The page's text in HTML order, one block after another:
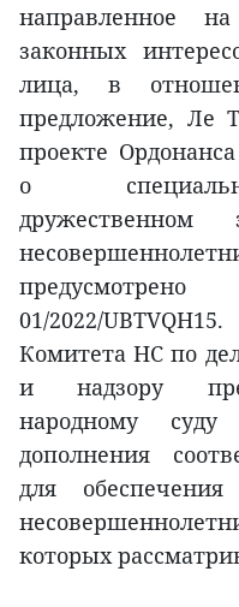
направленное
законных
лица, в
предложение, Ле
проекте
о
01/2022/
Комитета НС по
и надзору
народному суду
дополнения
для
которых